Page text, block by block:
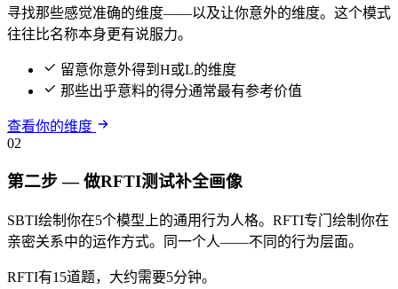
寻找那些感觉准确的维度——以及让你意外的维度。这个模式
往往比名称本身更有说服力。
留意你意外得到H或L的维度
那些出乎意料的得分通常最有参考价值
查看你的维度
02
第二步 — 做RFTI测试补全画像
SBTI绘制你在5个模型上的通用行为人格。RFTI专门绘制你在
亲密关系中的运作方式。同一个人——不同的行为层面。
RFTI有15道题，大约需要5分钟。